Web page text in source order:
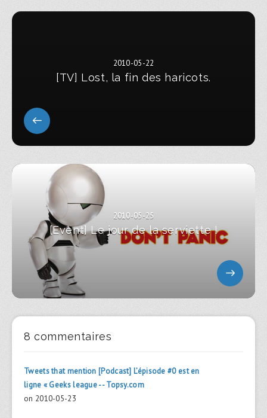
2010-05-22
[TV] Lost, la fin des haricots.
2010-05-25
[Event] Le jour de la serviette !
8 commentaires
Tweets that mention [Podcast] L’épisode #0 est en
ligne « Geeks league -- Topsy.com
on 2010-05-23